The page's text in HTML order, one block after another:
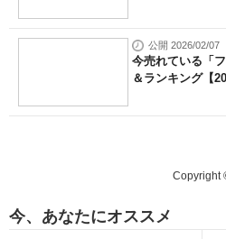
公開 2026/02/07
今売れている「
＆ランキング【
Copyright
今、あなたにオススメ